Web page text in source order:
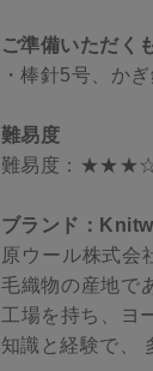
ご準備いただく
・棒針5号、か
難易度
難易度：
ブランド：
原ウール株式会
毛織物の産地で
工場を持ち、ヨ
知識と経験で、